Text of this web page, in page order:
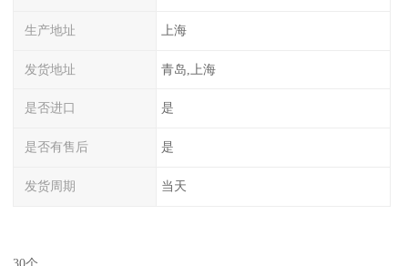
生产地址 上海
发货地址 青岛,上海
是否进口 是
是否有售后 是
发货周期 当天
30个